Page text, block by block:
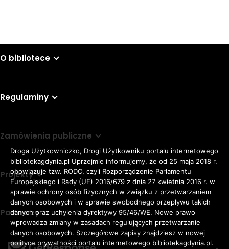
Rozmiar
czcionki
Adomyślna czcionka
Awiększa czcionka
KONTRAST:
ZWIĘKSZ
O bibliotece
Regulaminy
Zamówienia publiczne
Projekty
Partnerzy
Droga Użytkowniczko, Drogi Użytkowniku portalu internetowego
bibliotekagdynia.pl Uprzejmie informujemy, że od 25 maja 2018 r.
obowiązuje tzw. RODO, czyli Rozporządzenie Parlamentu
Europejskiego i Rady (UE) 2016/679 z dnia 27 kwietnia 2016 r. w
sprawie ochrony osób fizycznych w związku z przetwarzaniem
danych osobowych i w sprawie swobodnego przepływu takich
danych oraz uchylenia dyrektywy 95/46/WE. Nowe prawo
wprowadza zmiany w zasadach regulujących przetwarzanie
danych osobowych. Szczegółowe zapisy znajdziesz w nowej
polityce prywatności portalu internetowego bibliotekagdynia.pl.